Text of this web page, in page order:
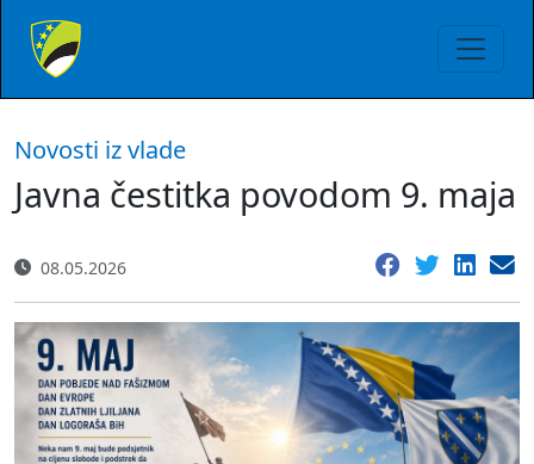
Novosti iz vlade
Javna čestitka povodom 9. maja
08.05.2026